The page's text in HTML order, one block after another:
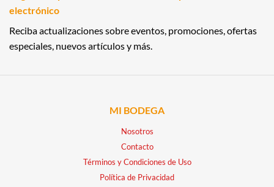
electrónico
Reciba actualizaciones sobre eventos, promociones, ofertas
especiales, nuevos artículos y más.
MI BODEGA
Nosotros
Contacto
Términos y Condiciones de Uso
Política de Privacidad